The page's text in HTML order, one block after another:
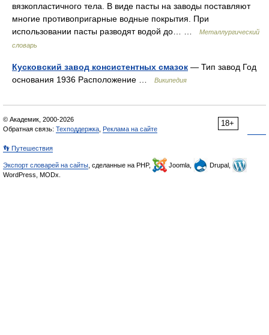
вязкопластичного тела. В виде пасты на заводы поставляют
многие противопригарные водные покрытия. При
использовании пасты разводят водой до… …
Металлургический
словарь
Кусковский завод консистентных смазок — Тип завод Год
основания 1936 Расположение …
Википедия
18+
© Академик, 2000-2026
Обратная связь: Техподдержка Реклама на сайте
👣 Путешествия
Экспорт словарей на сайты , сделанные на PHP, Joomla,
Drupal,
WordPress, MODx.